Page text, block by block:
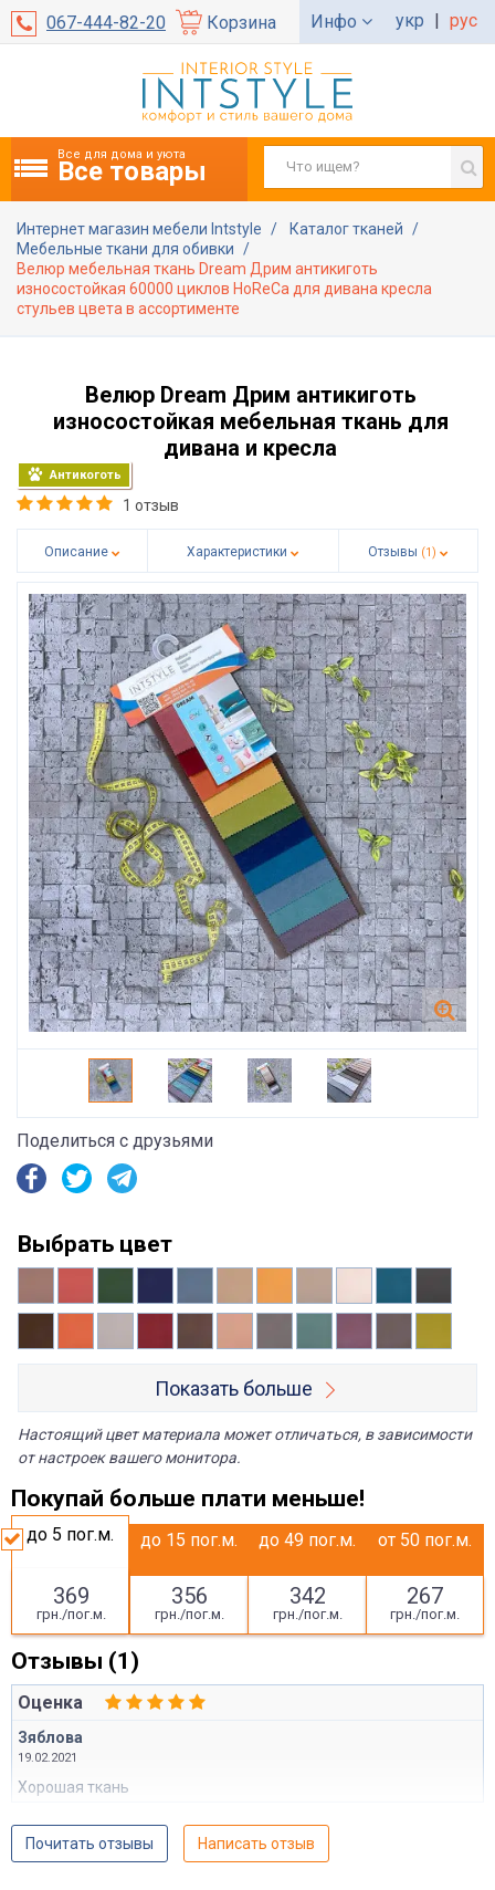
067-444-82-20 Корзина Инфо укр | рус
Все для дома и уюта
Все товары
Интернет магазин мебели Intstyle
Каталог тканей
Мебельные ткани для обивки
Велюр мебельная ткань Dream Дрим антикиготь
износостойкая 60000 циклов HoReCa для дивана кресла
стульев цвета в ассортименте
Велюр Dream Дрим антикиготь
износостойкая мебельная ткань для
дивана и кресла
Антикоготь
1 отзыв
Описание Характеристики Отзывы (1)
Поделиться с друзьями
Выбрать цвет
Показать больше
Настоящий цвет материала может отличаться, в зависимости
от настроек вашего монитора.
Покупай больше плати меньше!
до 5 пог.м.
369
грн./пог.м.
до 15 пог.м.
356
грн./пог.м.
до 49 пог.м.
342
грн./пог.м.
от 50 пог.м.
267
грн./пог.м.
Отзывы (1)
Оценка
Зяблова
19.02.2021
Хорошая ткань
Почитать отзывы Написать отзыв